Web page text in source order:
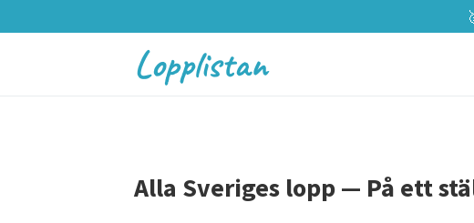
Lopplistan
Alla Sveriges lopp — På ett